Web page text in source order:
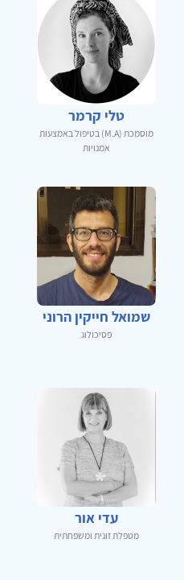
טלי קרמר
מוסמכת (M.A) בטיפול באמצעות
אמנויות
שמואל חייקין הרוני
פסיכולוג
עדי אור
מטפלת זוגית ומשפחתית